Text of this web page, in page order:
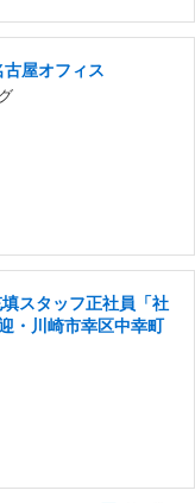
屋オフィス
スタッフ正社員「社
・川崎市幸区中幸町